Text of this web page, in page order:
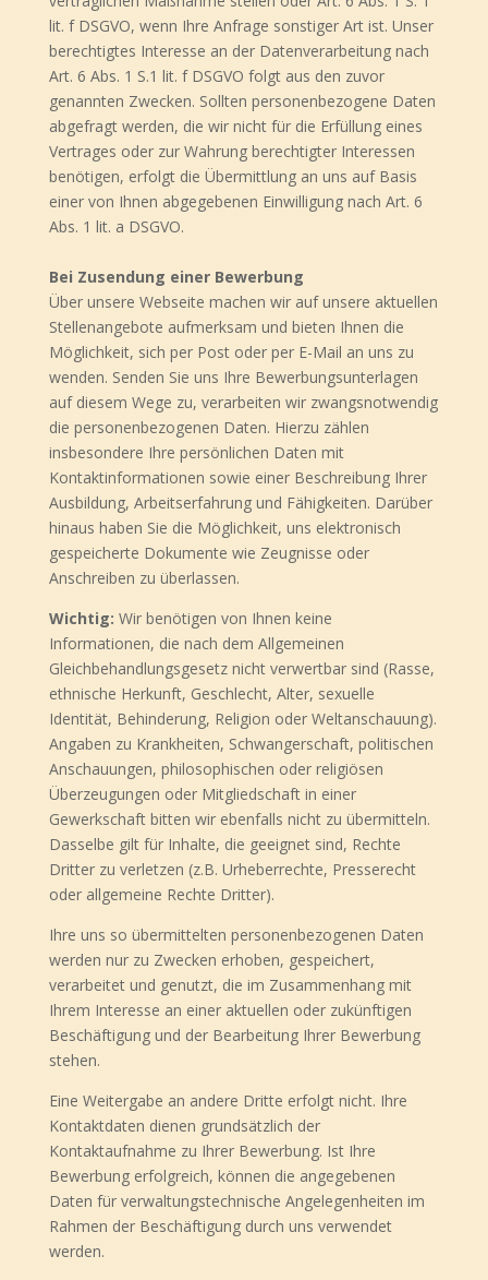
lit. f DSGVO, wenn Ihre Anfrage sonstiger Art ist. Unser
berechtigtes Interesse an der Datenverarbeitung nach
Art. 6 Abs. 1 S.1 lit. f DSGVO folgt aus den zuvor
genannten Zwecken. Sollten personenbezogene Daten
abgefragt werden, die wir nicht für die Erfüllung eines
Vertrages oder zur Wahrung berechtigter Interessen
benötigen, erfolgt die Übermittlung an uns auf Basis
einer von Ihnen abgegebenen Einwilligung nach Art. 6
Abs. 1 lit. a DSGVO.
Bei Zusendung einer Bewerbung
Über unsere Webseite machen wir auf unsere aktuellen
Stellenangebote aufmerksam und bieten Ihnen die
Möglichkeit, sich per Post oder per E-Mail an uns zu
wenden. Senden Sie uns Ihre Bewerbungsunterlagen
auf diesem Wege zu, verarbeiten wir zwangsnotwendig
die personenbezogenen Daten. Hierzu zählen
insbesondere Ihre persönlichen Daten mit
Kontaktinformationen sowie einer Beschreibung Ihrer
Ausbildung, Arbeitserfahrung und Fähigkeiten. Darüber
hinaus haben Sie die Möglichkeit, uns elektronisch
gespeicherte Dokumente wie Zeugnisse oder
Anschreiben zu überlassen.
Wichtig: Wir benötigen von Ihnen keine
Informationen, die nach dem Allgemeinen
Gleichbehandlungsgesetz nicht verwertbar sind (Rasse,
ethnische Herkunft, Geschlecht, Alter, sexuelle
Identität, Behinderung, Religion oder Weltanschauung).
Angaben zu Krankheiten, Schwangerschaft, politischen
Anschauungen, philosophischen oder religiösen
Überzeugungen oder Mitgliedschaft in einer
Gewerkschaft bitten wir ebenfalls nicht zu übermitteln.
Dasselbe gilt für Inhalte, die geeignet sind, Rechte
Dritter zu verletzen (z.B. Urheberrechte, Presserecht
oder allgemeine Rechte Dritter).
Ihre uns so übermittelten personenbezogenen Daten
werden nur zu Zwecken erhoben, gespeichert,
verarbeitet und genutzt, die im Zusammenhang mit
Ihrem Interesse an einer aktuellen oder zukünftigen
Beschäftigung und der Bearbeitung Ihrer Bewerbung
stehen.
Eine Weitergabe an andere Dritte erfolgt nicht. Ihre
Kontaktdaten dienen grundsätzlich der
Kontaktaufnahme zu Ihrer Bewerbung. Ist Ihre
Bewerbung erfolgreich, können die angegebenen
Daten für verwaltungstechnische Angelegenheiten im
Rahmen der Beschäftigung durch uns verwendet
werden.